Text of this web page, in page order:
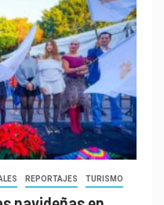
REPORTAJES TURISMO